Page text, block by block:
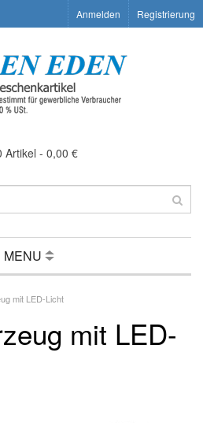
Anmelden Registrierung
Artikel - 0,00 €
MENU
mit LED-Licht
mit LED-